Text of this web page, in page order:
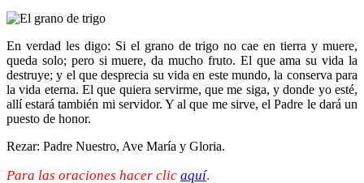
En verdad les digo: Si el grano de trigo no cae en tierra y muere,
queda solo; pero si muere, da mucho fruto. El que ama su vida la
destruye; y el que desprecia su vida en este mundo, la conserva para
la vida eterna. El que quiera servirme, que me siga, y donde yo esté,
allí estará también mi servidor. Y al que me sirve, el Padre le dará un
puesto de honor.
Rezar: Padre Nuestro, Ave María y Gloria.
Para las oraciones hacer clic aquí.